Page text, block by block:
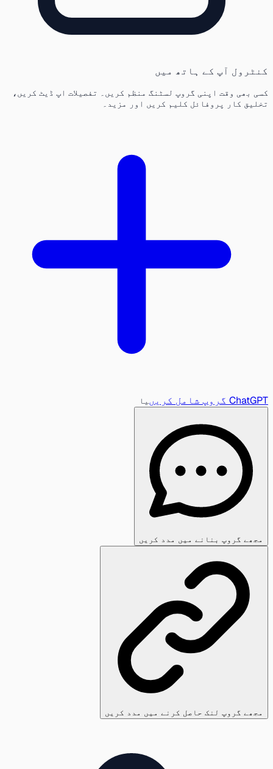
کنٹرول آپ کے ہاتھ میں
کسی بھی وقت اپنی گروپ لسٹنگ منظم کریں۔ تفصیلات اپ ڈیٹ کریں،
تخلیق کار پروفائل کلیم کریں اور مزید۔
ChatGPT گروپ شامل کریں یا
مجھے گروپ بنانے میں مدد کریں
مجھے گروپ لنک حاصل کرنے میں مدد کریں